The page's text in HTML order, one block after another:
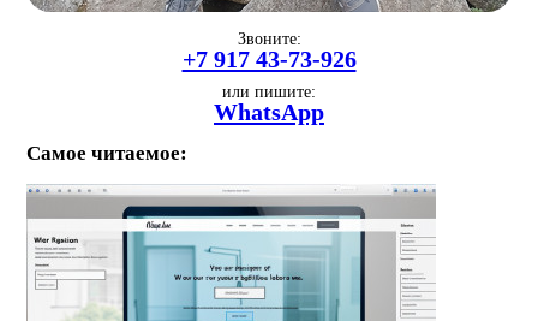
Звоните:
+7 917 43-73-926
или пишите:
WhatsApp
Самое читаемое: